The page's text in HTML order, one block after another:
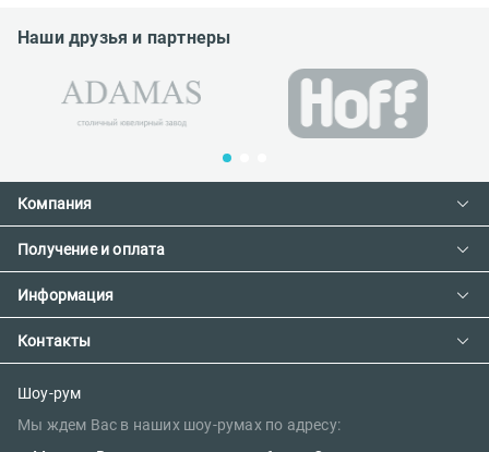
Наши друзья и партнеры
Компания
Контакты
О компании
Сотрудничество
Получение и оплата
Доставка и оплата
Предзаказ товара с фабрики
Информация
Как сделать заказ
Политика конфиденциальности
Правила поклейки обоев
Контакты
E-mail:
sales@oboi-store.ru
Шоу-рум
Мы ждем Вас в наших шоу-румах по адресу: